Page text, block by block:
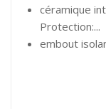
céramique
Protection:...
embout